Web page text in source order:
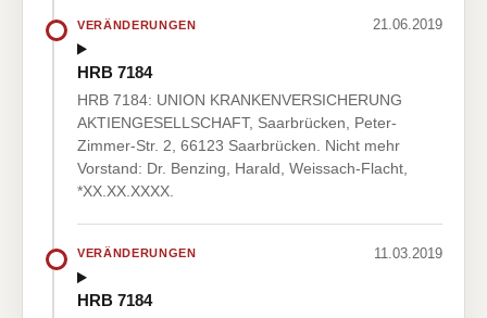
VERÄNDERUNGEN 21.06.2019
HRB 7184
HRB 7184: UNION KRANKENVERSICHERUNG
AKTIENGESELLSCHAFT, Saarbrücken, Peter-
Zimmer-Str. 2, 66123 Saarbrücken. Nicht mehr
Vorstand: Dr. Benzing, Harald, Weissach-Flacht,
*XX.XX.XXXX.
VERÄNDERUNGEN 11.03.2019
HRB 7184